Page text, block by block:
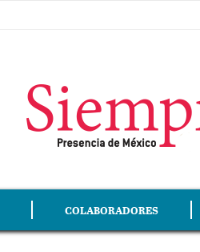
COLABORADORES